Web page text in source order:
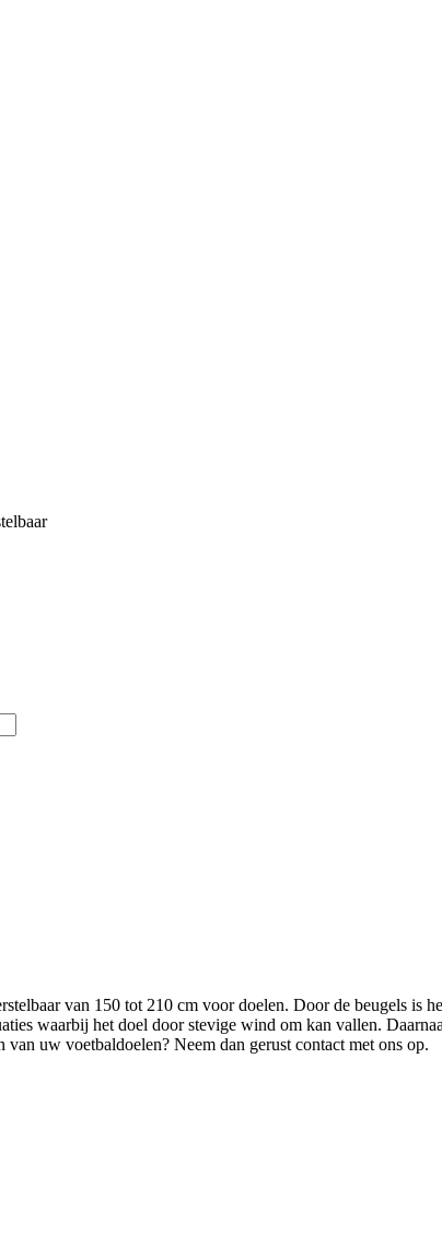
van 150 tot 210 cm voor doelen. Door de beugels is
waarbij het doel door stevige wind om kan vallen.
uw voetbaldoelen? Neem dan gerust contact met ons op.